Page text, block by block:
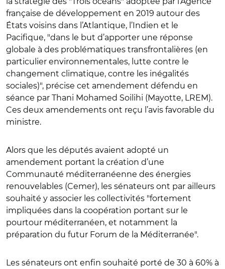
française de développement en 2019 autour des
États voisins dans l’Atlantique, l’Indien et le
Pacifique, "dans le but d’apporter une réponse
globale à des problématiques transfrontalières (en
particulier environnementales, lutte contre le
changement climatique, contre les inégalités
sociales)", précise cet amendement défendu en
séance par Thani Mohamed Soilihi (Mayotte, LREM).
Ces deux amendements ont reçu l’avis favorable du
ministre.
Alors que les députés avaient adopté un
amendement portant la création d’une
Communauté méditerranéenne des énergies
renouvelables (Cemer), les sénateurs ont par ailleurs
souhaité y associer les collectivités "fortement
impliquées dans la coopération portant sur le
pourtour méditerranéen, et notamment la
préparation du futur Forum de la Méditerranée".
Les sénateurs ont enfin souhaité porté de 30 à 60% à